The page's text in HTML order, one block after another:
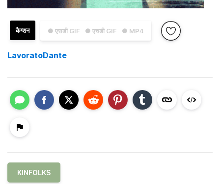
● एसडी GIF ● एचडी GIF ● MP4
कैप्शन
LavoratoDante
KINFOLKS